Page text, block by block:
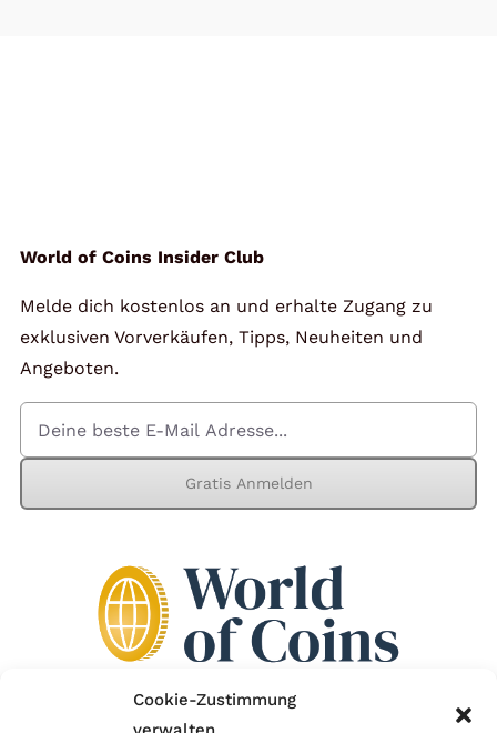
Cookie-Zustimmung
World of Coins Insider Club
Melde dich kostenlos an und erhalte Zugang zu
exklusiven Vorverkäufen, Tipps, Neuheiten und
Angeboten.
Gratis Anmelden